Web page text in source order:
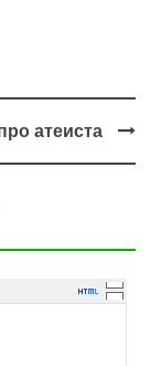
атеиста